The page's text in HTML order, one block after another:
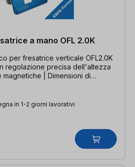
a mano OFL 2.0K
per fresatrice verticale OFL2.0K
regolazione precisa dell'altezza
| Dimensioni di
in 1-2 giorni lavorativi